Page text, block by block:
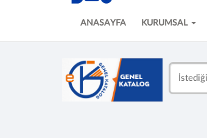
ANASAYFA KURUMSAL